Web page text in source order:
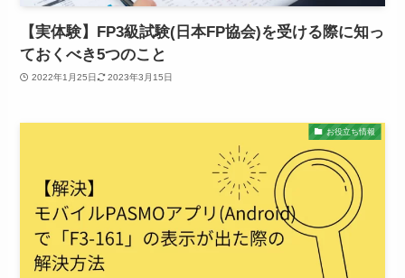
【実体験】FP3級試験(日本FP協会)を受ける際に知っ
ておくべき5つのこと
2022年1月25日 2023年3月15日
お役立ち情報